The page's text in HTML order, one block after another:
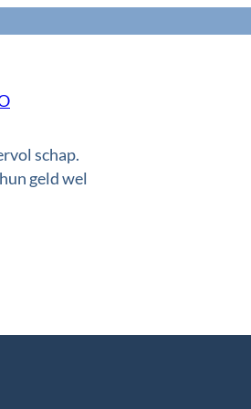
schap.
geld wel